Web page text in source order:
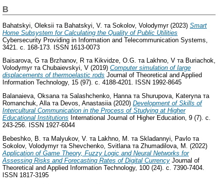
B
Bahatskyi, Oleksii та Bahatskyi, V. та Sokolov, Volodymyr(2023) Smart
Home Subsystem for Calculating the Quality of Public Utilities
Cybersecurity Providing in Information and Telecommunication Systems,
3421. с. 168-173. ISSN 1613-0073
Baisarova, G та Brzhanov, R та Kikvidze, O.G. та Lakhno, V та Buriachok,
Volodymyrта Chubaievskyi, V (2019) Computer simulation of large
displacements of thermoelastic rods Journal of Theoretical and Applied
Information Technology, 15 (97). с. 4188-4201. ISSN 1992-8645
Balanaieva, Oksanaта Salashchenko, Hannaта Shurupova, Katerynaта
Romanchuk, Allaта Devos, Anastasiia(2020) Development of Skills of
Intercultural Communication in the Process of Studying at Higher
Educational Institutions International Journal of Higher Education, 9 (7). с.
243-256. ISSN 1927-6044
Bebeshko, B. та Malyukov, V. та Lakhno, M. та Skladannyi, Pavlo та
Sokolov, Volodymyrта Shevchenko, Svitlanaта Zhumadilova, M. (2022)
Application of Game Theory, Fuzzy Logic and Neural Networks for
Assessing Risks and Forecasting Rates of Digital Currency Journal of
Theoretical and Applied Information Technology, 100 (24). с. 7390-7404.
ISSN 1817-3195